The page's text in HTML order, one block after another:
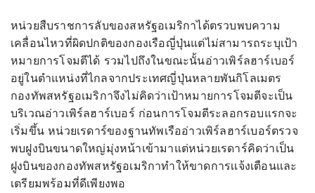
หน่วยสืบราชการลับของสหรัฐอเมริกาได้ตรวบพบความ
เคลื่อนไหวที่ผิดปกติของกองเรือญี่ปุ่นแต่ไม่สามารถระบุเป้า
หมายการโจมตีได้ รวมไปถึงในขณะนั้นอ่าวเพิร์ลฮาร์เบอร์
อยู่ในตำแหน่งที่ไกลจากประเทศญี่ปุ่นหลายพันกิโลเมตร
กองทัพสหรัฐอเมริกาจึงไม่คิดว่าเป้าหมายการโจมตีจะเป็น
บริเวณอ่าวเพิร์ลฮาร์เบอร์ ก่อนการโจมตีระลอกรอบแรกจะ
เริ่มขึ้น หน่วยเรดาร์ของฐานทัพเรืออ่าวเพิร์ลฮาร์เบอร์ตรวจ
พบฝูงบินขนาดใหญ่มุ่งหน้าเข้ามาแต่หน่วยเรดาร์คิดว่าเป็น
ฝูงบินของกองทัพสหรัฐอเมริกาทำให้ขาดการเเจ้งเตือนและ
เตรียมพร้อมที่ดีเพียงพอ